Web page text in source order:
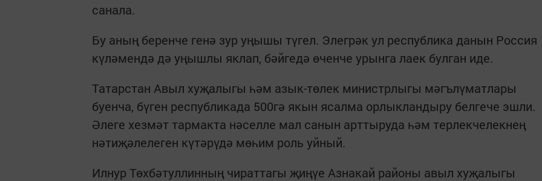
санала.
Бу аның беренче генә зур уңышы түгел. Элегрәк ул республика данын Россия
күләмендә дә уңышлы яклап, бәйгедә өченче урынга лаек булган иде.
Татарстан Авыл хуҗалыгы һәм азык-төлек министрлыгы мәгълүматлары
буенча, бүген республикада 500гә якын ясалма орлыкландыру белгече эшли.
Әлеге хезмәт тармакта нәселле мал санын арттыруда һәм терлекчелекнең
нәтиҗәлелеген күтәрүдә мөһим роль уйный.
Илнур Төхбәтуллинның чираттагы җиңүе Азнакай районы авыл хуҗалыгы